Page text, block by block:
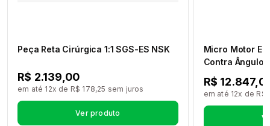
Peça Reta Cirúrgica 1:1 SGS-ES NSK
R$ 2.139,00
em até 12x de R$ 178,25 sem juros
Ver produto
Micro Motor
Contra Ângulo
Max M95L
M4/B2 NSK
R$
em até 12x de